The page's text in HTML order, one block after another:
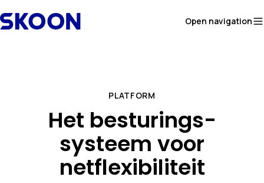
Open navigation
PLATFORM
Het besturings-
systeem voor
netflexibiliteit